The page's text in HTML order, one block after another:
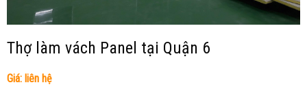
Thợ làm vách Panel tại Quận 6
Giá: liên hệ